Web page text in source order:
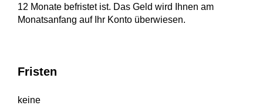
12 Monate befristet ist. Das Geld wird Ihnen am
Monatsanfang auf Ihr Konto überwiesen.
Fristen
keine